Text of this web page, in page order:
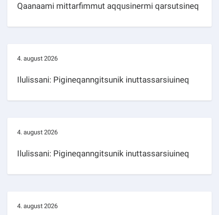
Qaanaami mittarfimmut aqqusinermi qarsutsineq
4. august 2026
Ilulissani: Pigineqanngitsunik inuttassarsiuineq
4. august 2026
Ilulissani: Pigineqanngitsunik inuttassarsiuineq
4. august 2026